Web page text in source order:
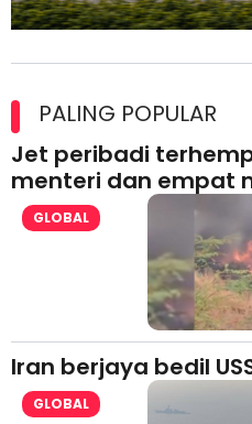
lesen separuh pertama 2026
PALING POPULAR
Jet peribadi
menteri dan empat
GLOBAL
Iran berjaya bedil
GLOBAL